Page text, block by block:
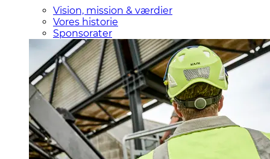
Vision, mission & værdier
Vores historie
Sponsorater